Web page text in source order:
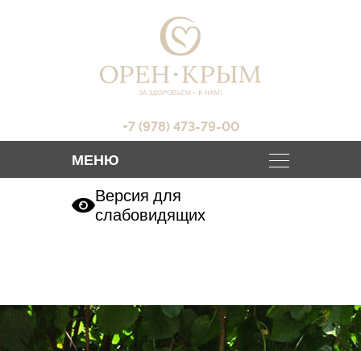
+7 (978) 473-79-00
Версия для
слабовидящих